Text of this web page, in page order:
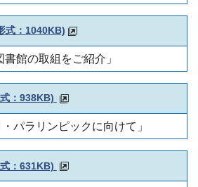
式：1040KB)
館の取組をご紹介」
：938KB)
パラリンピックに向けて」
：631KB)